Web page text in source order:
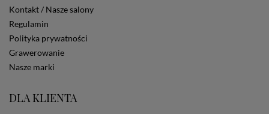
Na stronie Sklepu są wykorzystywane pliki cookies.
Stosowane są one w celach zapewnienia maksymalnej
wygody wszystkich użytkowników (w tym Kupujących)
przy korzystaniu ze Sklepu (zapamiętywanie
preferencji i ustawień na stronie, zbieranie
anonimowych danych dla celów reklamowych i
ze Sklepu bez zmiany ustawień w przeglądarce
Kontakt / Nasze salony
Regulamin
Polityka prywatności
Grawerowanie
Nasze marki
DLA KLIENTA